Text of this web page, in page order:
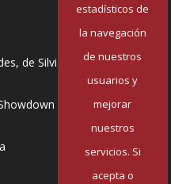
de Silvia Pazos
II: Mester de
estadísticos de
la navegación
de nuestros
usuarios y
mejorar
nuestros
servicios. Si
acepta o